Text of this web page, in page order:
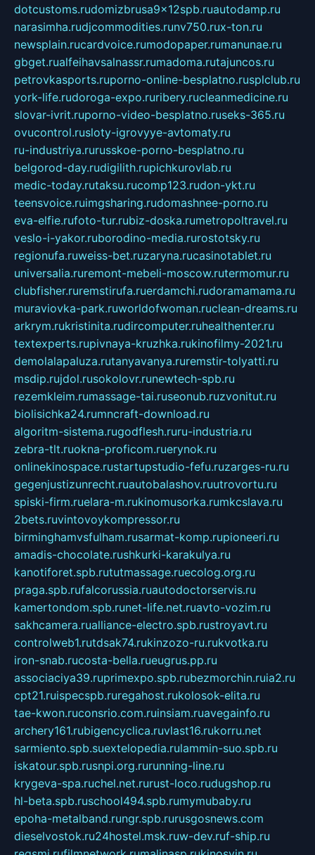
dotcustoms.rudomizbrusa9x12spb.ruautodamp.ru
narasimha.rudjcommodities.runv750.rux-ton.ru
newsplain.rucardvoice.rumodopaper.rumanunae.ru
gbget.rualfeihavsalnassr.rumadoma.rutajuncos.ru
petrovkasports.ruporno-online-besplatno.rusplclub.ru
york-life.rudoroga-expo.ruribery.rucleanmedicine.ru
slovar-ivrit.ruporno-video-besplatno.ruseks-365.ru
ovucontrol.rusloty-igrovyye-avtomaty.ru
ru-industriya.rurusskoe-porno-besplatno.ru
belgorod-day.rudigilith.rupichkurovlab.ru
medic-today.rutaksu.rucomp123.rudon-ykt.ru
teensvoice.ruimgsharing.rudomashnee-porno.ru
eva-elfie.rufoto-tur.rubiz-doska.rumetropoltravel.ru
veslo-i-yakor.ruborodino-media.rurostotsky.ru
regionufa.ruweiss-bet.ruzaryna.rucasinotablet.ru
universalia.ruremont-mebeli-moscow.rutermomur.ru
clubfisher.ruremstirufa.ruerdamchi.rudoramamama.ru
muraviovka-park.ruworldofwoman.ruclean-dreams.ru
arkrym.rukristinita.rudircomputer.ruhealthenter.ru
textexperts.rupivnaya-kruzhka.rukinofilmy-2021.ru
demolalapaluza.rutanyavanya.ruremstir-tolyatti.ru
msdip.rujdol.rusokolovr.runewtech-spb.ru
rezemkleim.rumassage-tai.ruseonub.ruzvonitut.ru
biolisichka24.rumncraft-download.ru
algoritm-sistema.rugodflesh.ruru-industria.ru
zebra-tlt.ruokna-proficom.ruerynok.ru
onlinekinospace.rustartupstudio-fefu.ruzarges-ru.ru
gegenjustizunrecht.ruautobalashov.ruutrovortu.ru
spiski-firm.ruelara-m.rukinomusorka.rumkcslava.ru
2bets.ruvintovoykompressor.ru
birminghamvsfulham.rusarmat-komp.rupioneeri.ru
amadis-chocolate.rushkurki-karakulya.ru
kanotiforet.spb.rututmassage.ruecolog.org.ru
praga.spb.rufalcorussia.ruautodoctorservis.ru
kamertondom.spb.runet-life.net.ruavto-vozim.ru
sakhcamera.rualliance-electro.spb.rustroyavt.ru
controlweb1.rutdsak74.rukinzozo-ru.rukvotka.ru
iron-snab.rucosta-bella.rueugrus.pp.ru
associaciya39.ruprimexpo.spb.rubezmorchin.ruia2.ru
cpt21.ruispecspb.ruregahost.rukolosok-elita.ru
tae-kwon.ruconsrio.com.ruinsiam.ruavegainfo.ru
archery161.rubigencyclica.ruvlast16.rukorru.net
sarmiento.spb.suextelopedia.rulammin-suo.spb.ru
iskatour.spb.rusnpi.org.rurunning-line.ru
krygeva-spa.ruchel.net.rurust-loco.rudugshop.ru
hl-beta.spb.ruschool494.spb.rumymubaby.ru
epoha-metalband.rungr.spb.rurusgosnews.com
dieselvostok.ru24hostel.msk.ruw-dev.ruf-ship.ru